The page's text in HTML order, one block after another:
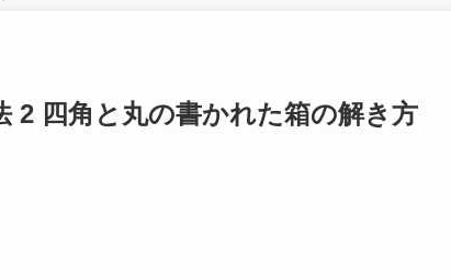
四角と丸の書かれた箱の解き方